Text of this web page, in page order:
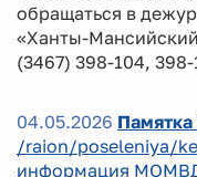
обращаться в
«Ханты-
(3467) 398-104,
04.05.2026
/raion/poseleniya/
информация